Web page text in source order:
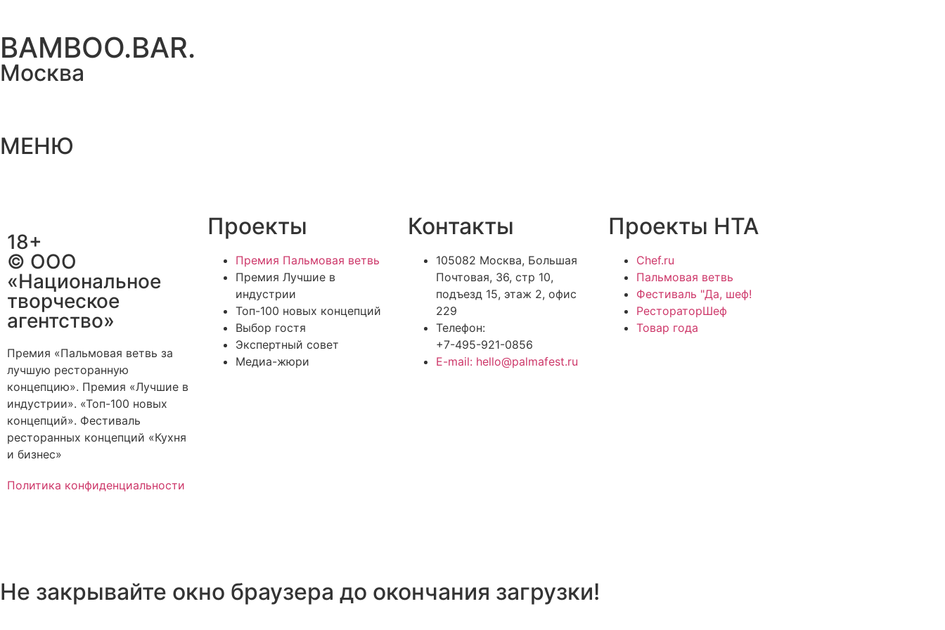
BAMBOO.BAR.
Москва
МЕНЮ
18+
© ООО
«Национальное
творческое
агентство»
Премия «Пальмовая ветвь за
лучшую ресторанную
концепцию». Премия «Лучшие в
индустрии». «Топ-100 новых
концепций». Фестиваль
ресторанных концепций «Кухня
и бизнес»
Политика конфиденциальности
Проекты
Премия Пальмовая ветвь
Премия Лучшие в
индустрии
Топ-100 новых концепций
Выбор гостя
Экспертный совет
Медиа-жюри
Контакты
105082 Москва, Большая
Почтовая, 36, стр 10,
подъезд 15, этаж 2, офис
229
Телефон:
+7-495-921-0856
E-mail: hello@palmafest.ru
Проекты НТА
Chef.ru
Пальмовая ветвь
Фестиваль "Да, шеф!
РестораторШеф
Товар года
Не закрывайте окно браузера до окончания загрузки!